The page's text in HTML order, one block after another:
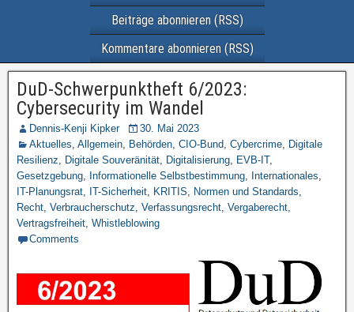
Beiträge abonnieren (RSS)
Kommentare abonnieren (RSS)
DuD-Schwerpunktheft 6/2023:
Cybersecurity im Wandel
Dennis-Kenji Kipker
30. Mai 2023
Aktuelles, Allgemein, Behörden, CIO-Bund, Cybercrime, Digitale
Resilienz, Digitale Souveränität, Digitalisierung, EVB-IT,
Gesetzgebung, Informationelle Selbstbestimmung, Internationales,
IT-Planungsrat, IT-Sicherheit, KRITIS, Normen und Standards,
Recht, Verbraucherschutz, Verfassungsrecht, Vergaberecht,
Vertragsfreiheit, Whistleblowing
Comments